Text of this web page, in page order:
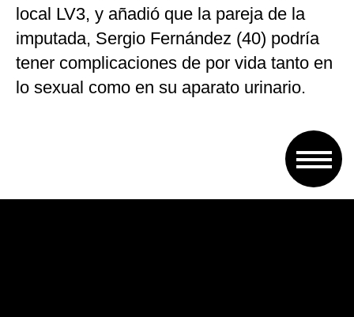
local LV3, y añadió que la pareja de la
imputada, Sergio Fernández (40) podría
tener complicaciones de por vida tanto en
lo sexual como en su aparato urinario.